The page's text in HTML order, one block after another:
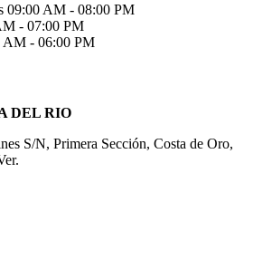
09:00 AM - 08:00 PM
- 07:00 PM
AM - 06:00 PM
DEL RIO
S/N, Primera Sección, Costa de Oro,